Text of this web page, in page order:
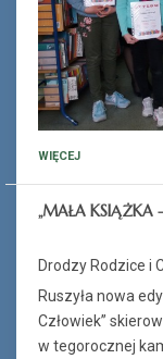
WIĘCEJ
„MAŁA KSIĄŻKA
Drodzy Rodzice i
Ruszyła nowa
Człowiek”
w tegorocznej